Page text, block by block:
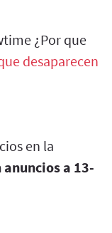
¿Por que
desaparecen
en la
anuncios a 13-